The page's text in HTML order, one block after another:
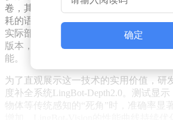
卷，其表现力不仅超越了拥有70亿参数
耗的语料库规模也仅为其三分之一左右
实际部署场景，该系列还提供了从3亿
版本，确保了在不同硬件规格下都能保
能。
为了直观展示这一技术的实用价值，研
度补全系统LingBot-Depth2.0。测试显
物体等传统感知的“死角”时，准确率显
确定